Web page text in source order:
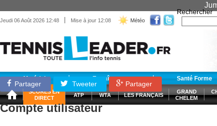
Jeudi 06 Août 2026 12:48 | Mise à jour 12:08 Météo
Rechercher
Matériel Entraînement Santé Forme
SCORES EN
DIRECT
ATP WTA LES FRANÇAIS
GRAND
CHELEM
Partager Tweeter Partager
Compte utilisateur